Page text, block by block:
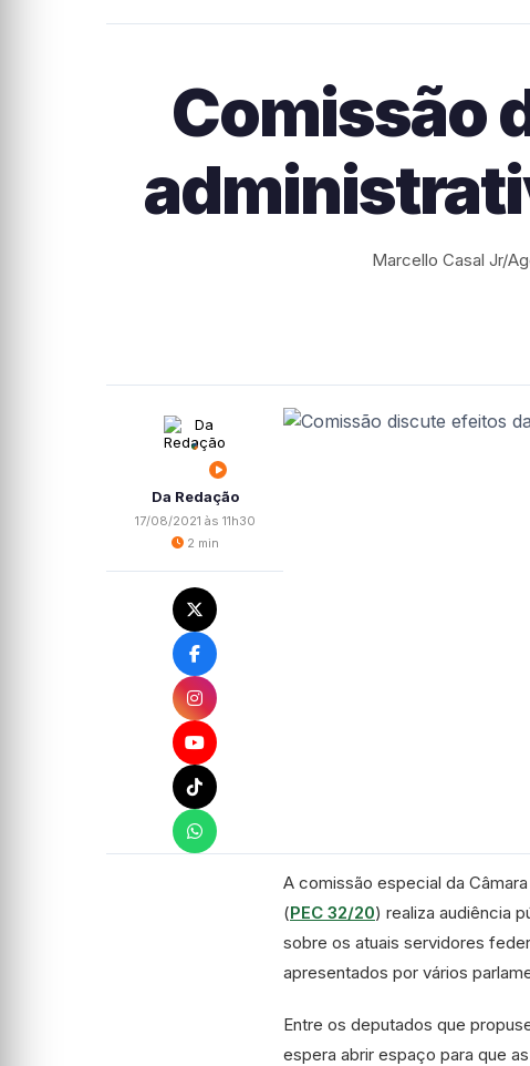
Comissão
Marcello Casal Jr/
Da Redação
17/08/2021 às 11h30
2 min
A comissão especial da
(PEC 32/20) realiza audiência
sobre os atuais servidores
apresentados por vários
Entre os deputados que
espera abrir espaço para que